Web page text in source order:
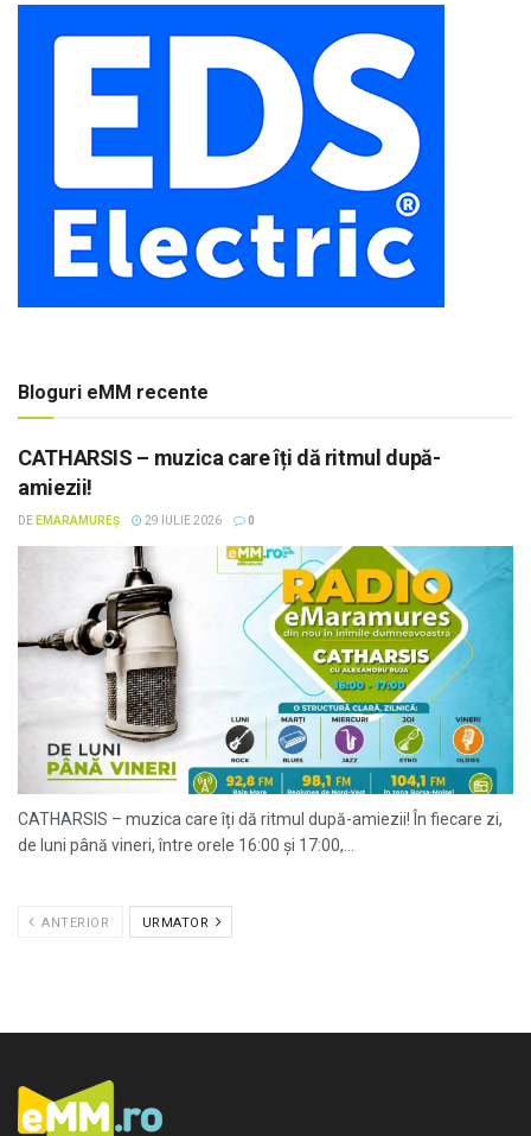
Bloguri eMM recente
CATHARSIS – muzica care îți dă ritmul după-
amiezii!
DE EMARAMUREȘ 29 IULIE 2026 0
CATHARSIS – muzica care îți dă ritmul după-amiezii! În fiecare zi,
de luni până vineri, între orele 16:00 și 17:00,...
ANTERIOR URMATOR